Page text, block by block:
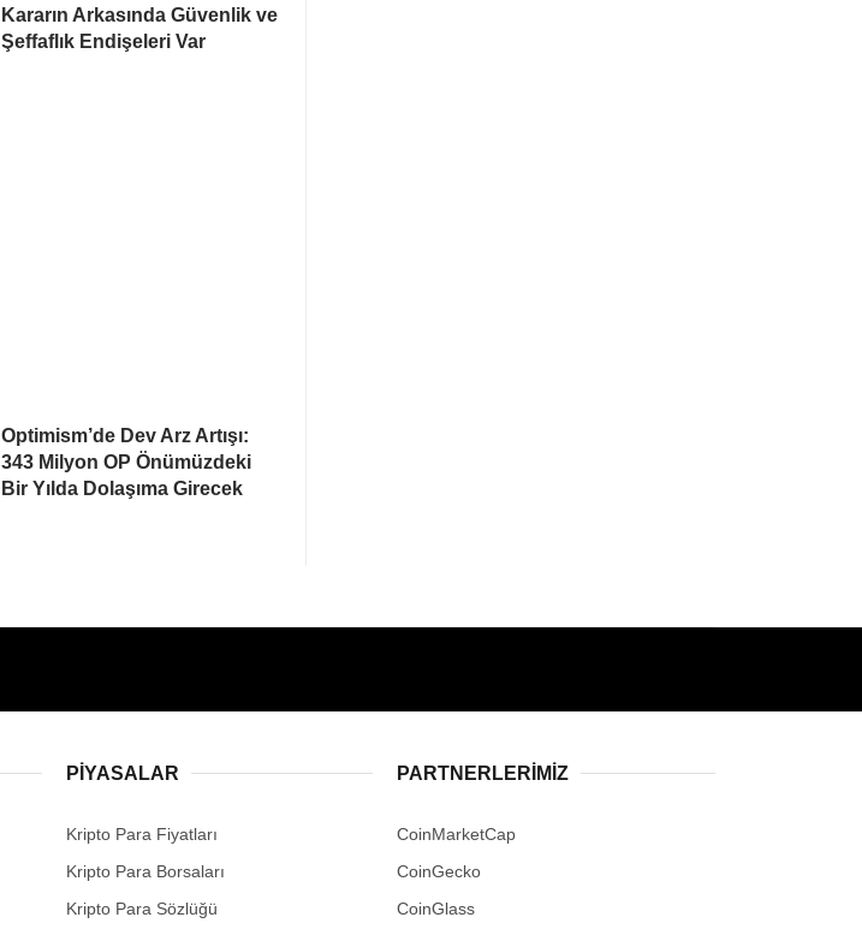
Kararın Arkasında Güvenlik ve
Şeffaflık Endişeleri Var
Optimism’de Dev Arz Artışı:
343 Milyon OP Önümüzdeki
Bir Yılda Dolaşıma Girecek
PIYASALAR
Kripto Para Fiyatları
Kripto Para Borsaları
Kripto Para Sözlüğü
PARTNERLERIMIZ
CoinMarketCap
CoinGecko
CoinGlass